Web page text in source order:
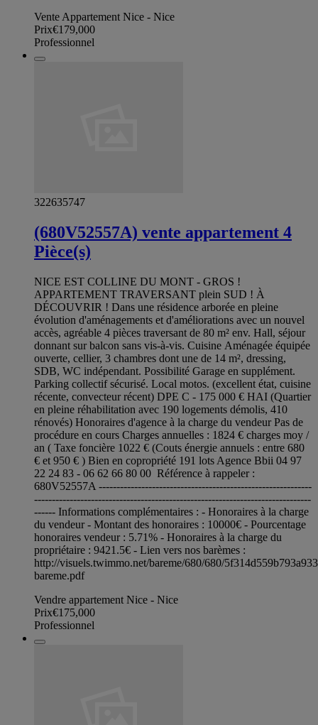
Vente Appartement Nice - Nice
Prix€179,000
Professionnel
322635747
(680V52557A) vente appartement 4
Pièce(s)
NICE EST COLLINE DU MONT - GROS !
APPARTEMENT TRAVERSANT plein SUD ! À
DÉCOUVRIR ! Dans une résidence arborée en pleine
évolution d'aménagements et d'améliorations avec un nouvel
accès, agréable 4 pièces traversant de 80 m² env. Hall, séjour
donnant sur balcon sans vis-à-vis. Cuisine Aménagée équipée
ouverte, cellier, 3 chambres dont une de 14 m², dressing,
SDB, WC indépendant. Possibilité Garage en supplément.
Parking collectif sécurisé. Local motos. (excellent état, cuisine
récente, convecteur récent) DPE C - 175 000 € HAI (Quartier
en pleine réhabilitation avec 190 logements démolis, 410
rénovés) Honoraires d'agence à la charge du vendeur Pas de
procédure en cours Charges annuelles : 1824 € charges moy /
an ( Taxe foncière 1022 € (Couts énergie annuels : entre 680
€ et 950 € ) Bien en copropriété 191 lots Agence Bbii 04 97
22 24 83 - 06 62 66 80 00 Référence à rappeler :
680V52557A ------------------------------------------------------------
------------------------------------------------------------------------------
------ Informations complémentaires : - Honoraires à la charge
du vendeur - Montant des honoraires : 10000€ - Pourcentage
honoraires vendeur : 5.71% - Honoraires à la charge du
propriétaire : 9421.5€ - Lien vers nos barèmes :
http://visuels.twimmo.net/bareme/680/680/
bareme.pdf
Vendre appartement Nice - Nice
Prix€175,000
Professionnel